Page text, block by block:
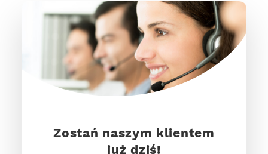
Zostań naszym klientem
już dziś!